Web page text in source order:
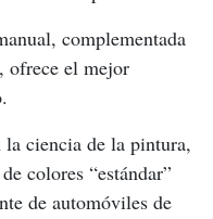
complementada
ofrece el mejor
ciencia de la pintura,
colores “estándar”
de automóviles de